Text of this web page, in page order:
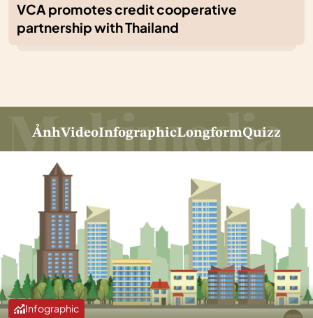
VCA promotes credit cooperative
partnership with Thailand
ẢnhVideoInfographicLongformQuizz
Infographic